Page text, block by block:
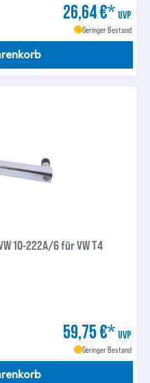
26,64 €* UVP
Geringer Bestand
10-222A/6 für VW T4
59,75 €* UVP
Geringer Bestand